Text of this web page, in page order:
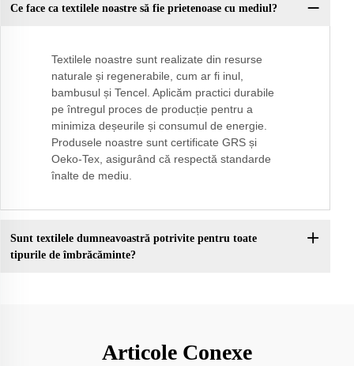
Ce face ca textilele noastre să fie prietenoase cu mediul?
Textilele noastre sunt realizate din resurse
naturale și regenerabile, cum ar fi inul,
bambusul și Tencel. Aplicăm practici durabile
pe întregul proces de producție pentru a
minimiza deșeurile și consumul de energie.
Produsele noastre sunt certificate GRS și
Oeko-Tex, asigurând că respectă standarde
înalte de mediu.
Sunt textilele dumneavoastră potrivite pentru toate
tipurile de îmbrăcăminte?
Articole Conexe